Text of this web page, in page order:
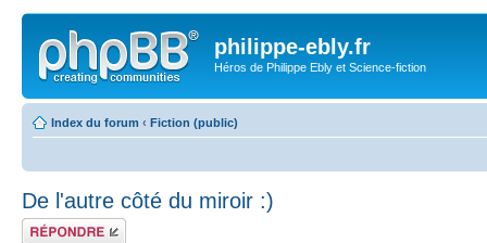
philippe-ebly.fr
Héros de Philippe Ebly et Science-fiction
Index du forum ‹ Fiction (public)
De l'autre côté du miroir :)
Répondre